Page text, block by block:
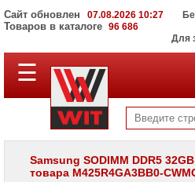
Сайт обновлен 07.08.2026 10:27
Товаров в каталоге 96 686
Для
ПОЛНЫЙ
КАТАЛОГ
Корпоративные
серверы
WIT
☰
Samsung SODIMM DDR5
товара M425R4GA3BB0-